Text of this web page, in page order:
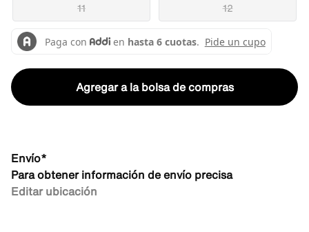
11 12
Agregar a la bolsa de compras
Envío*
Para obtener información de envío precisa
Editar ubicación